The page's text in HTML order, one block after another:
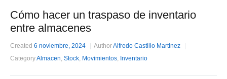
Cómo hacer un traspaso de inventario
entre almacenes
Created 6 noviembre, 2024 AuthorAlfredo Castillo Martinez
CategoryAlmacen, Stock, Movimientos, Inventario